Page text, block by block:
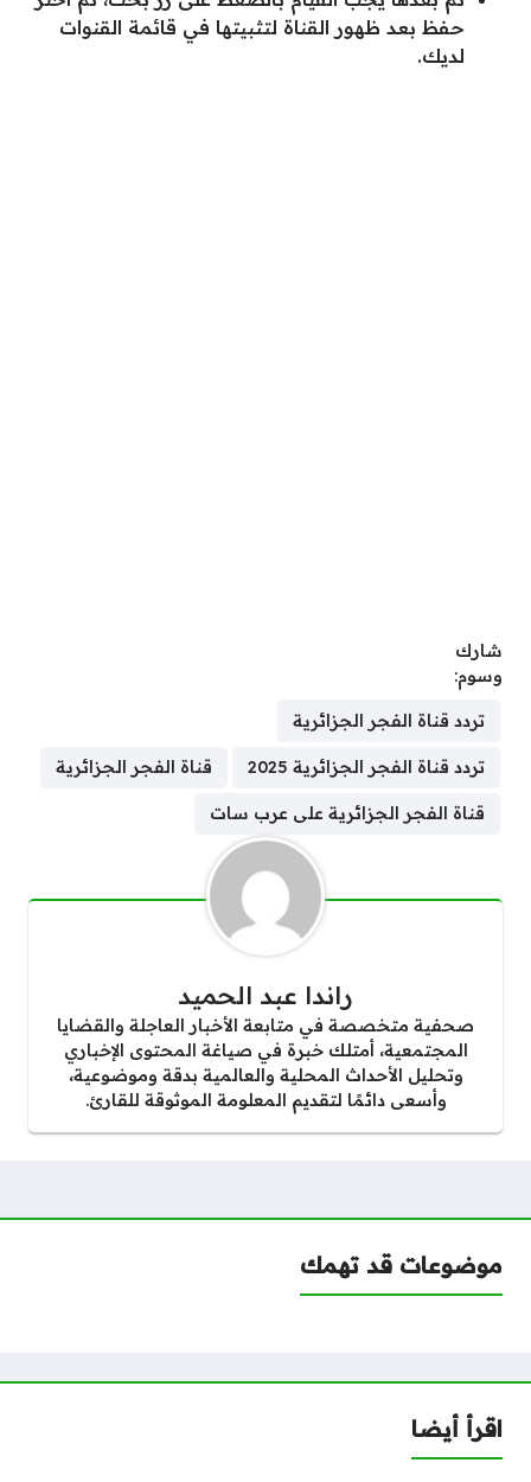
حفظ بعد ظهور القناة لتثبيتها في قائمة القنوات
لديك.
شارك
وسوم:
تردد قناة الفجر الجزائرية
تردد قناة الفجر الجزائرية 2025 قناة الفجر الجزائرية
قناة الفجر الجزائرية على عرب سات
راندا عبد الحميد
صحفية متخصصة في متابعة الأخبار العاجلة والقضايا
المجتمعية، أمتلك خبرة في صياغة المحتوى الإخباري
وتحليل الأحداث المحلية والعالمية بدقة وموضوعية،
وأسعى دائمًا لتقديم المعلومة الموثوقة للقارئ.
موضوعات قد تهمك
اقرأ أيضا